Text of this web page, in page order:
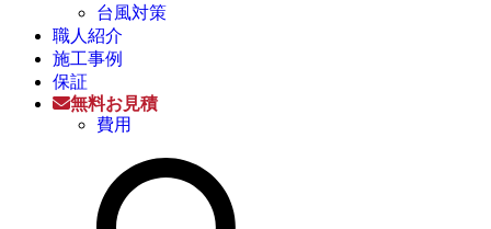
台風対策
職人紹介
施工事例
保証
無料お見積
費用